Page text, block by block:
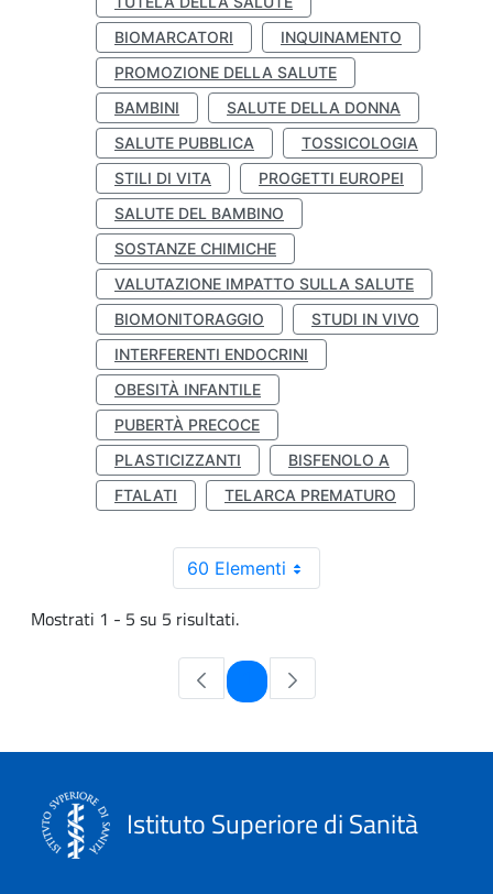
BIOMARCATORI
INQUINAMENTO
PROMOZIONE DELLA SALUTE
BAMBINI
SALUTE DELLA DONNA
SALUTE PUBBLICA
TOSSICOLOGIA
STILI DI VITA
PROGETTI EUROPEI
SALUTE DEL BAMBINO
SOSTANZE CHIMICHE
VALUTAZIONE IMPATTO SULLA SALUTE
BIOMONITORAGGIO
STUDI IN VIVO
INTERFERENTI ENDOCRINI
OBESITÀ INFANTILE
PUBERTÀ PRECOCE
PLASTICIZZANTI
BISFENOLO A
FTALATI
TELARCA PREMATURO
60 Elementi
Mostrati 1 - 5 su 5 risultati.
Pagina
Istituto Superiore di Sanità